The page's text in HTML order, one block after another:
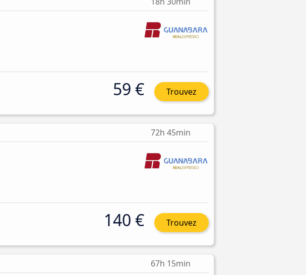
59 € Trouvez
72h 45min
140 € Trouvez
67h 15min